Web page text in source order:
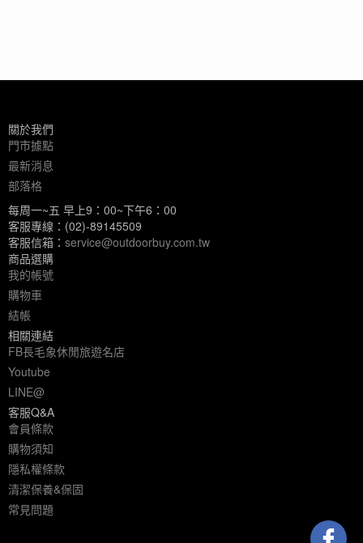
關於我們
門市據點
最新消息
部落格
每周一~五 早上9：00~下午6：00
客服專線：(02)-89145509
客服信箱： service@outdoorbuy.com.tw
商品選購
我的帳號
購物車
結帳
相關連結
FB長毛象休閒旅遊名店
Youtube
LINE@
客服Q&A
會員條款
購物須知
隱私權條款
清潔保養&保固
常見問題